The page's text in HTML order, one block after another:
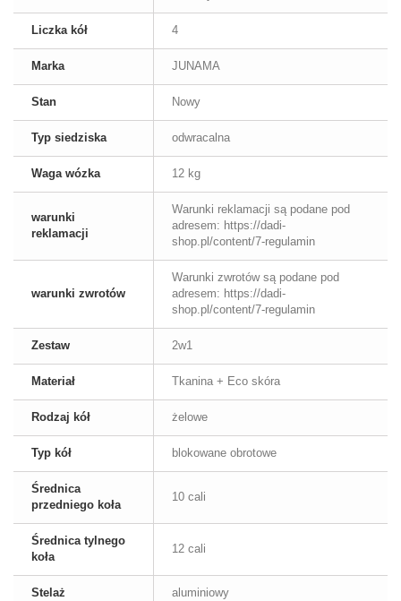
Liczka kół 4
Marka JUNAMA
Stan Nowy
Typ siedziska odwracalna
Waga wózka 12 kg
warunki
reklamacji
Warunki reklamacji są podane pod
adresem: https://dadi-
shop.pl/content/7-regulamin
warunki zwrotów
Warunki zwrotów są podane pod
adresem: https://dadi-
shop.pl/content/7-regulamin
Zestaw 2w1
Materiał Tkanina + Eco skóra
Rodzaj kół żelowe
Typ kół blokowane obrotowe
Średnica
przedniego koła
10 cali
Średnica tylnego
koła
12 cali
Stelaż aluminiowy